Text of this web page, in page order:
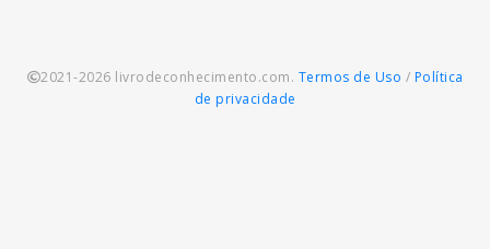
2021-2026 livrodeconhecimento.com. Termos de Uso / Política
de privacidade